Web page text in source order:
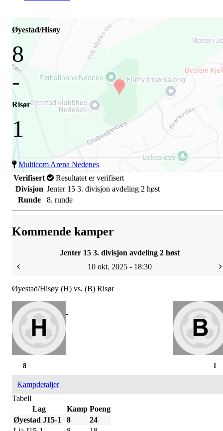
Øyestad/Hisøy
8
-
Risør
1
Multicom Arena Nedenes
Verifisert
Resultatet er verifisert
Divisjon Jenter 15 3. divisjon avdeling 2 høst
Runde
8. runde
Kommende kamper
Jenter 15 3. divisjon avdeling 2 høst
10 okt. 2025 - 18:30
Øyestad/Hisøy (H) vs. (B) Risør
-
1
8
Kampdetaljer
Tabell
Lag
Kamp Poeng
Øyestad J15-1
8
24